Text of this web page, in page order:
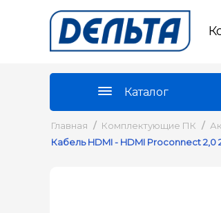
Каталог
Главная / Комплектующие ПК /
Кабель HDMI - HDMI Proconnect 2,0